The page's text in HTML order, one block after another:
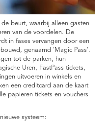
de beurt, waarbij alleen gasten
van de voordelen. De
in fases vervangen door een
genaamd 'Magic Pass'.
tot de parken, hun
Uren, FastPass tickets,
uitvoeren in winkels en
een creditcard aan de kaart
papieren tickets en vouchers
systeem: